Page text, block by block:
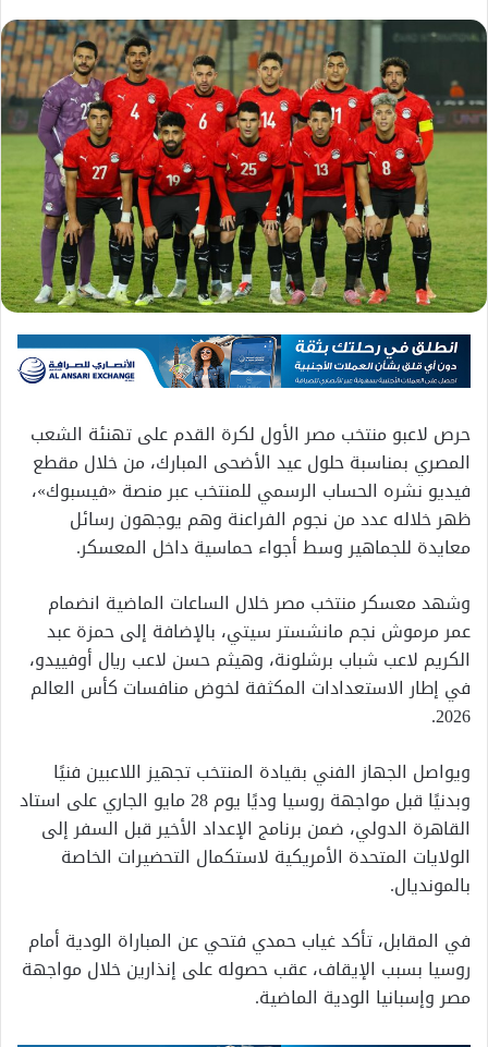
حرص لاعبو منتخب مصر الأول لكرة القدم على تهنئة الشعب
المصري بمناسبة حلول عيد الأضحى المبارك، من خلال مقطع
فيديو نشره الحساب الرسمي للمنتخب عبر منصة «فيسبوك»،
ظهر خلاله عدد من نجوم الفراعنة وهم يوجهون رسائل
معايدة للجماهير وسط أجواء حماسية داخل المعسكر.
وشهد معسكر منتخب مصر خلال الساعات الماضية انضمام
عمر مرموش نجم مانشستر سيتي، بالإضافة إلى حمزة عبد
الكريم لاعب شباب برشلونة، وهيثم حسن لاعب ريال أوفييدو،
في إطار الاستعدادات المكثفة لخوض منافسات كأس العالم
2026.
ويواصل الجهاز الفني بقيادة المنتخب تجهيز اللاعبين فنيًا
وبدنيًا قبل مواجهة روسيا وديًا يوم 28 مايو الجاري على استاد
القاهرة الدولي، ضمن برنامج الإعداد الأخير قبل السفر إلى
الولايات المتحدة الأمريكية لاستكمال التحضيرات الخاصة
بالمونديال.
في المقابل، تأكد غياب حمدي فتحي عن المباراة الودية أمام
روسيا بسبب الإيقاف، عقب حصوله على إنذارين خلال مواجهة
مصر وإسبانيا الودية الماضية.